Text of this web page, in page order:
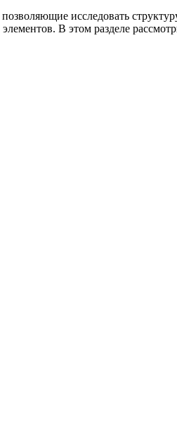
исследовать
В этом разделе